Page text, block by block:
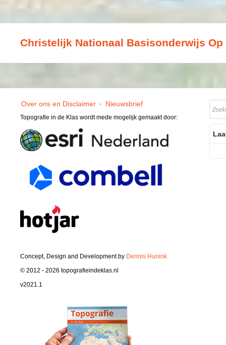
Christelijk Nationaal Basisonderwijs
Over ons en Disclaimer · Nieuwsbrief
Topografie in de Klas wordt mede mogelijk gemaakt door:
Concept, Design and Development by Dennis Hunink
© 2012 - 2026 topografieindeklas.nl
v2021.1